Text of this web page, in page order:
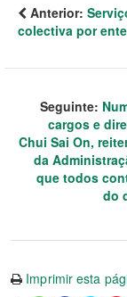
Anterior:
colectiva por
Seguinte:
cargos e
Chui Sai On,
da
que todos
do
Imprimir esta